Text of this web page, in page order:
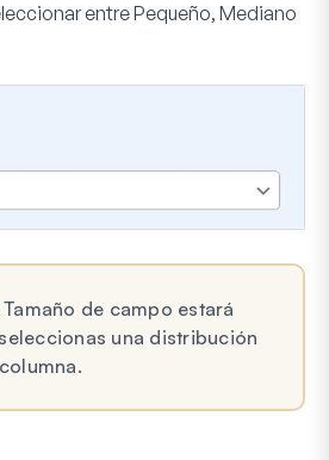
entrePequeño, Mediano
de campo estará
una distribución